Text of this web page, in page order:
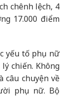
chênh lệch, 4
17.000 điểm
yếu tố phụ nữ
chiến. Không
câu chuyện về
phụ nữ. Bộ